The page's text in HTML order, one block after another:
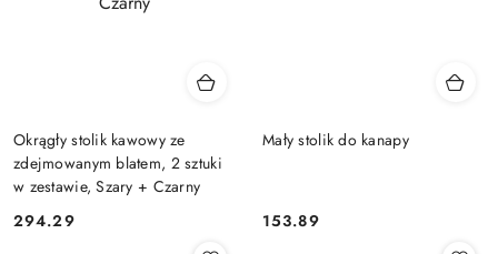
Okrągły stolik kawowy ze
zdejmowanym blatem, 2 sztuki
w zestawie, Szary + Czarny
Cena:
294.29
Mały stolik do kanapy
Cena:
153.89